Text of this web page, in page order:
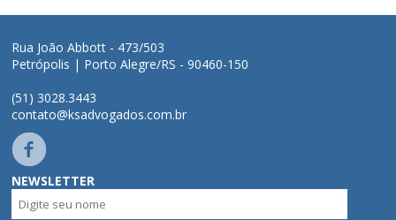
Rua João Abbott - 473/503
Petrópolis | Porto Alegre/RS - 90460-150
(51) 3028.3443
contato@ksadvogados.com.br
NEWSLETTER